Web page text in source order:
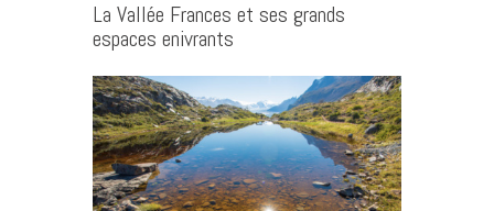
La Vallée Frances et ses grands
espaces enivrants